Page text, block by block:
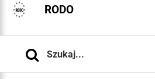
RODO